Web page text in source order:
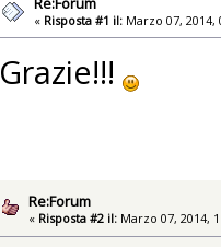
« Risposta #1 il: Marzo 07, 2014,
Grazie!!!
Re:Forum
« Risposta #2 il: Marzo 07, 2014,